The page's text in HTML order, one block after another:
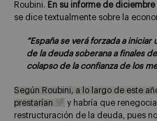
Roubini. En su informe de diciembre
se dice textualmente sobre la
“España se verá forzada a
de la deuda soberana a finales
colapso de la confianza de los
Según Roubini, a lo largo de este
prestarían
y habría que
restructuración de la deuda, pues